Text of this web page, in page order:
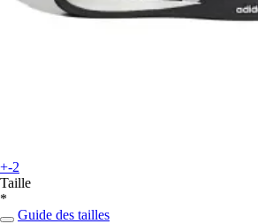
+-2
Taille
*
Guide des tailles